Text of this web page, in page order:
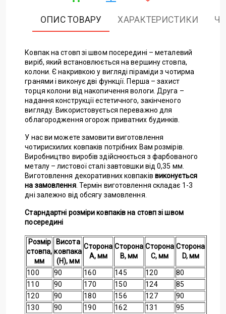
ОПИС ТОВАРУ ХАРАКТЕРИСТИКИ
Ковпак на стовп зі швом посередині – металевий
виріб, який встановлюється на вершину стовпа,
колони. Є накривкою у вигляді піраміди з чотирма
гранями і виконує дві функції. Перша – захист
торця колони від накопичення вологи. Друга –
надання конструкції естетичного, закінченого
вигляду. Використовується переважно для
облагородження огорож приватних будинків.
У нас ви можете замовити виготовлення
чотирисхилих ковпаків потрібних Вам розмірів.
Виробництво виробів здійснюється з фарбованого
металу – листової сталі завтовшки від 0,35 мм.
Виготовлення декоративних ковпаків виконується
на замовлення. Термін виготовлення складає 1-3
дні залежно від обсягу замовлення.
Старндартні розміри ковпаків на стовп зі швом
посередині
Розмір
стовпа,
мм
Висота
ковпака
(Н), мм
Сторона
А, мм
Сторона
B, мм
Сторона
C, мм
Сторона
D, мм
100 90 160 145 120
80
110
90 170 150 124
85
120
90 180 156 127
90
130
90 190 162 131
95